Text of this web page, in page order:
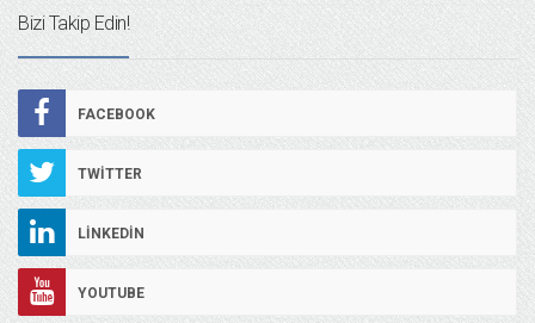
Bizi Takip Edin!
FACEBOOK
TWITTER
LINKEDIN
YOUTUBE